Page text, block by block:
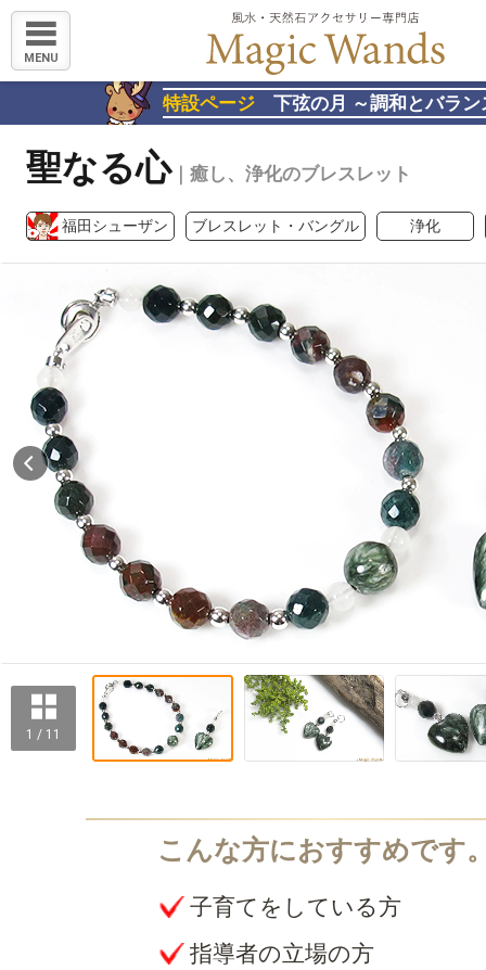
MENU
特設ページ 下弦の月 ～調和とバラン
聖なる心｜癒し、浄化のブレスレット
福田シューザン ブレスレット・バングル 浄化
1 / 11
子育てをしている方
指導者の立場の方